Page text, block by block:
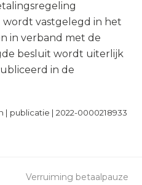
vastgelegd in het
in verband met de
besluit wordt uiterlijk
in de
publicatie | 2022-0000218933
next
Verruiming betaalpauze